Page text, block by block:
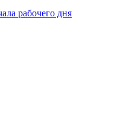
рабочего дня